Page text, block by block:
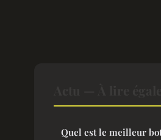
Quel est le meilleur